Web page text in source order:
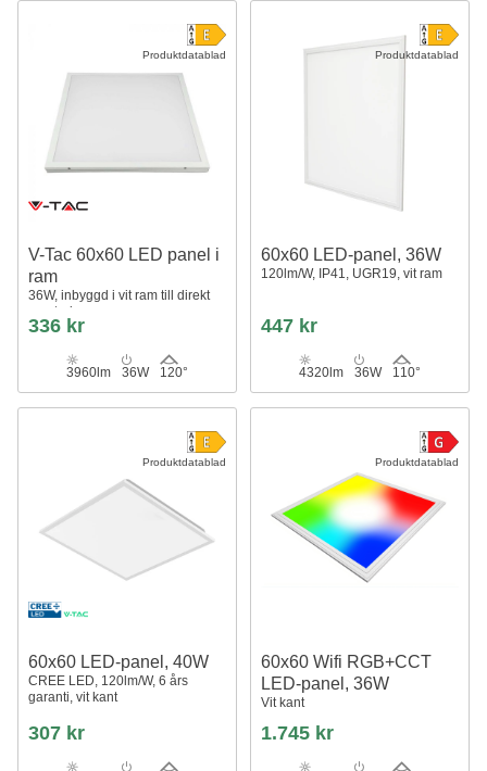
Produktdatablad
V-Tac 60x60 LED panel i
ram
36W, inbyggd i vit ram till direkt
montering
336 kr
3960lm 36W 120°
Produktdatablad
60x60 LED-panel, 36W
120lm/W, IP41, UGR19, vit ram
447 kr
4320lm 36W 110°
Produktdatablad
60x60 LED-panel, 40W
CREE LED, 120lm/W, 6 års
garanti, vit kant
307 kr
Produktdatablad
60x60 Wifi RGB+CCT
LED-panel, 36W
Vit kant
1.745 kr